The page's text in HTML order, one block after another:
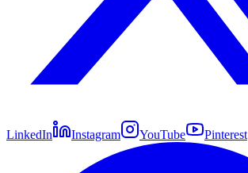
LinkedIn Instagram YouTube Pinterest